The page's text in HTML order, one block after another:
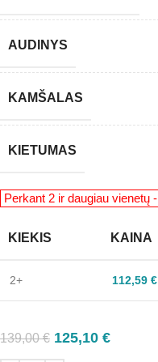
AUDINYS
KAMŠALAS
KIETUMAS
KIEKIS KAINA
2+ 112,59 €
139,00€ 125,10 €